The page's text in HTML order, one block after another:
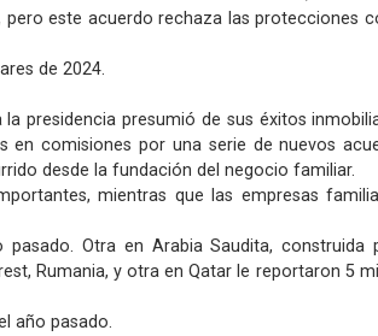
pero este acuerdo rechaza las protecciones
de 2024.
presidencia presumió de sus éxitos
comisiones por una serie de nuevos
desde la fundación del negocio familiar.
mientras que las empresas
Otra en Arabia Saudita,
Rumania, y otra en Qatar le reportaron 5
año pasado.